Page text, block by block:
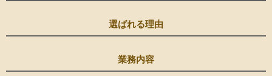
選ばれる理由
業務内容